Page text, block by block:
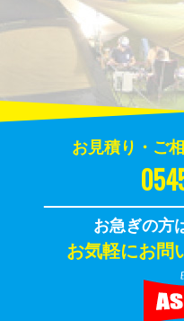
お見積り・ご
お急ぎの方
お気軽にお問